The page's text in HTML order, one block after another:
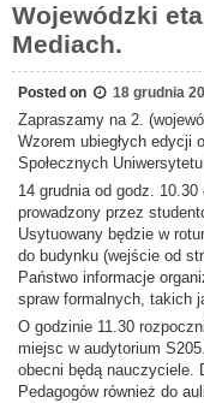
Wojewódzki
Mediach.
Posted on 18 grudnia
Zapraszamy na 2.
Wzorem ubiegłych edycji
Społecznych
14 grudnia od godz.
prowadzony przez
Usytuowany będzie w
do budynku (wejście od
Państwo informacje
spraw formalnych, takich
O godzinie 11.30
miejsc w audytorium
obecni będą nauczyciele.
Pedagogów również do